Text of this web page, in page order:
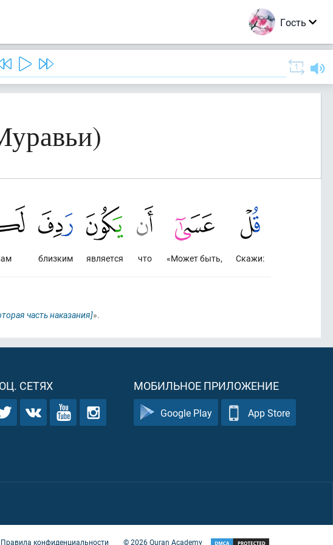
Гость
Скажи:
«Может быть,
что
является
близким
часть наказания]».
СЕТЯХ МОБИЛЬНОЕ ПРИЛОЖЕНИЕ
Google Play App Store
Правила конфиденциальности ©2026Quran Academy